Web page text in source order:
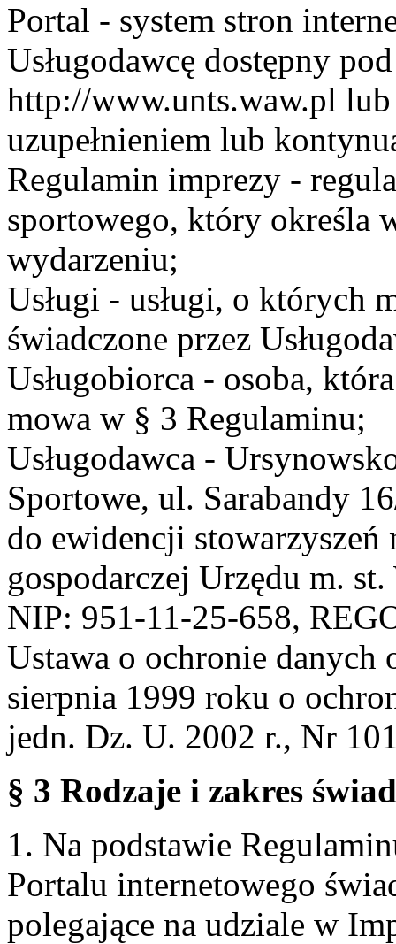
Portal - system stron
Usługodawcę dostępny
http://www.unts.waw.pl lub
uzupełnieniem lub
Regulamin imprezy -
sportowego, który określa
wydarzeniu;
Usługi - usługi, o których
świadczone przez
Usługobiorca - osoba,
mowa w § 3 Regulaminu;
Usługodawca -
Sportowe, ul. Sarabandy
do ewidencji stowarzyszeń
gospodarczej Urzędu m.
NIP: 951-11-25-658,
Ustawa o ochronie danych
sierpnia 1999 roku o
jedn. Dz. U. 2002 r., Nr
§ 3 Rodzaje i zakres
1. Na podstawie
Portalu internetowego
polegające na udziale w